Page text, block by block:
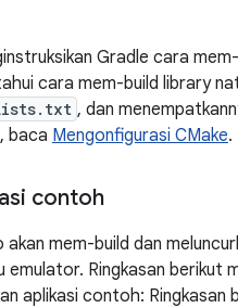
Gradle cara
cara mem-build library
, dan
baca Mengonfigurasi CMake.
contoh
akan mem-build dan
Ringkasan berikut
aplikasi contoh: